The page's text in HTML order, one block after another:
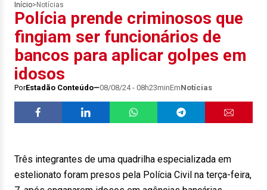
Início> Notícias
Polícia prende criminosos que
fingiam ser funcionários de
bancos para aplicar golpes em
idosos
PorEstadão Conteúdo 08/08/24 - 08h23minEmNotícias
Três integrantes de uma quadrilha especializada em
estelionato foram presos pela Polícia Civil na terça-feira,